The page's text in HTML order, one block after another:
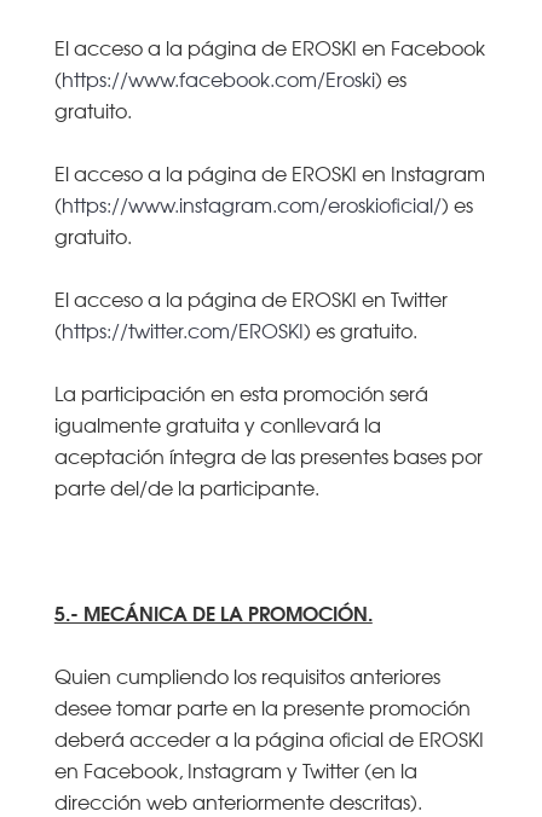
El acceso a la página de EROSKI en Facebook
(https://www.facebook.com/Eroski) es
gratuito.
El acceso a la página de EROSKI en Instagram
(https://www.instagram.com/eroskioficial/) es
gratuito.
El acceso a la página de EROSKI en Twitter
(https://twitter.com/EROSKI) es gratuito.
La participación en esta promoción será
igualmente gratuita y conllevará la
aceptación íntegra de las presentes bases por
parte del/de la participante.
5.- MECÁNICA DE LA PROMOCIÓN.
Quien cumpliendo los requisitos anteriores
desee tomar parte en la presente promoción
deberá acceder a la página oficial de EROSKI
en Facebook, Instagram y Twitter (en la
dirección web anteriormente descritas).